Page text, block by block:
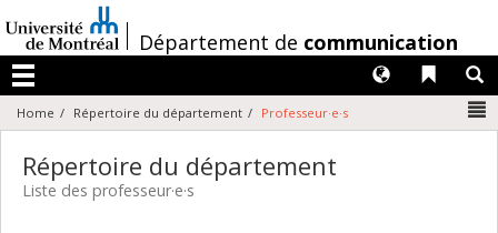
au
contenu
/Département de communication
Menu
Liens
Langues
Home Répertoire du département Professeur·e·s
Répertoire du département
Liste des professeur·e·s